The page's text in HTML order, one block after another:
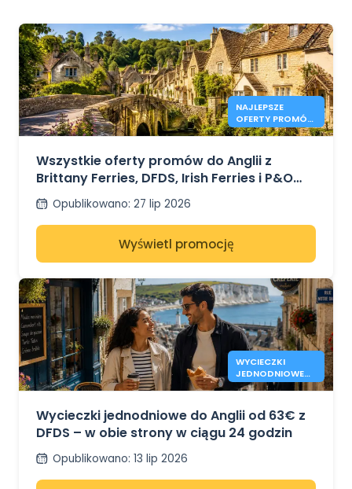
NAJLEPSZE
OFERTY PROMÓW
DO ANGLII W
Wszystkie oferty promów do Anglii z
Brittany Ferries, DFDS, Irish Ferries i P&O
Ferries – od 41€
Opublikowano: 27 lip 2026
Wyświetl promocję
WYCIECZKI
JEDNODNIOWE
DO ANGLII OD 63
Wycieczki jednodniowe do Anglii od 63€ z
DFDS – w obie strony w ciągu 24 godzin
Opublikowano: 13 lip 2026